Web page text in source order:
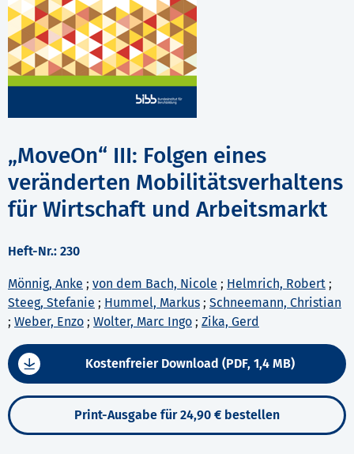
„MoveOn“ III: Folgen eines
veränderten Mobilitätsverhaltens
für Wirtschaft und Arbeitsmarkt
Heft-Nr.: 230
Mönnig, Anke ; von dem Bach, Nicole ; Helmrich, Robert ;
Steeg, Stefanie ; Hummel, Markus ; Schneemann, Christian
; Weber, Enzo ; Wolter, Marc Ingo ; Zika, Gerd
Kostenfreier Download (PDF, 1,4 MB)
Print-Ausgabe für 24,90 € bestellen